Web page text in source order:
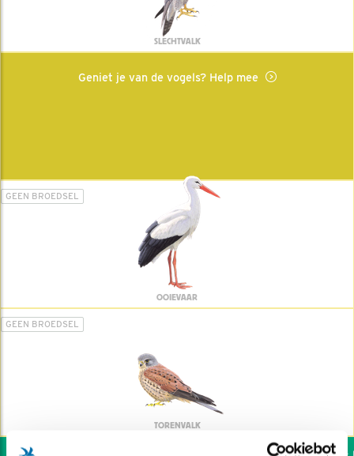
SLECHTVALK
Geniet je van de vogels? Help mee
GEEN BROEDSEL
OOIEVAAR
GEEN BROEDSEL
TORENVALK